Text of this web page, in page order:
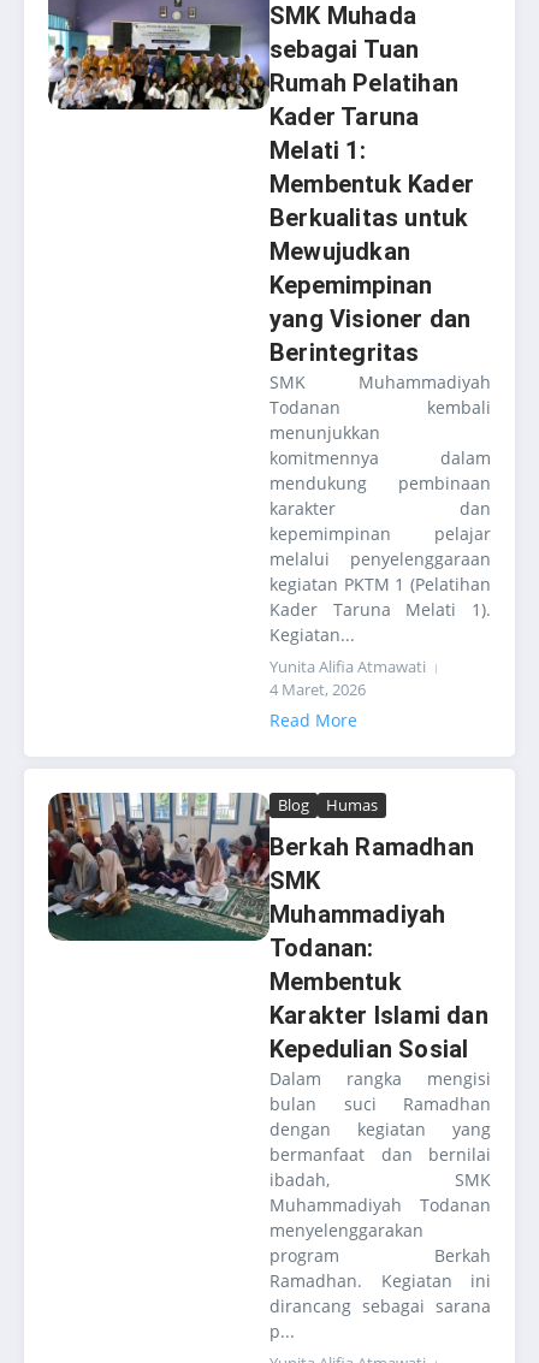
SMK Muhada
sebagai Tuan
Rumah Pelatihan
Kader Taruna
Melati 1:
Membentuk Kader
Berkualitas untuk
Mewujudkan
Kepemimpinan
yang Visioner dan
Berintegritas
SMK Muhammadiyah
Todanan kembali
menunjukkan
komitmennya dalam
mendukung pembinaan
karakter dan
kepemimpinan pelajar
melalui penyelenggaraan
kegiatan PKTM 1 (Pelatihan
Kader Taruna Melati 1).
Kegiatan...
Yunita Alifia Atmawati
4 Maret, 2026
Read More
Blog Humas
Berkah Ramadhan
SMK
Muhammadiyah
Todanan:
Membentuk
Karakter Islami dan
Kepedulian Sosial
Dalam rangka mengisi
bulan suci Ramadhan
dengan kegiatan yang
bermanfaat dan bernilai
ibadah, SMK
Muhammadiyah Todanan
menyelenggarakan
program Berkah
Ramadhan. Kegiatan ini
dirancang sebagai sarana
p...